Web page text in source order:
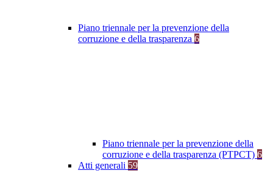
Piano triennale per la prevenzione della
corruzione e della trasparenza 6
Piano triennale per la prevenzione della
corruzione e della trasparenza (PTPCT) 6
Atti generali 59